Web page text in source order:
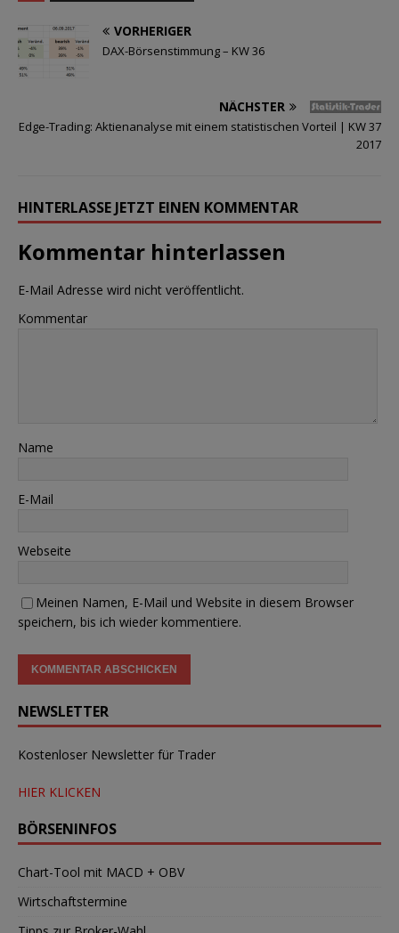
VORHERIGER
DAX-Börsenstimmung – KW 36
NÄCHSTER
Edge-Trading: Aktienanalyse mit einem statistischen Vorteil | KW 37
2017
HINTERLASSE JETZT EINEN KOMMENTAR
Kommentar hinterlassen
E-Mail Adresse wird nicht veröffentlicht.
Kommentar
Name
E-Mail
Webseite
Meinen Namen, E-Mail und Website in diesem Browser
speichern, bis ich wieder kommentiere.
NEWSLETTER
Kostenloser Newsletter für Trader
HIER KLICKEN
BÖRSENINFOS
Chart-Tool mit MACD + OBV
Wirtschaftstermine